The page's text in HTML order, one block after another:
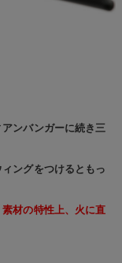
ンバンガーに続き三
ングをつけるともっ
材の特性上、火に直